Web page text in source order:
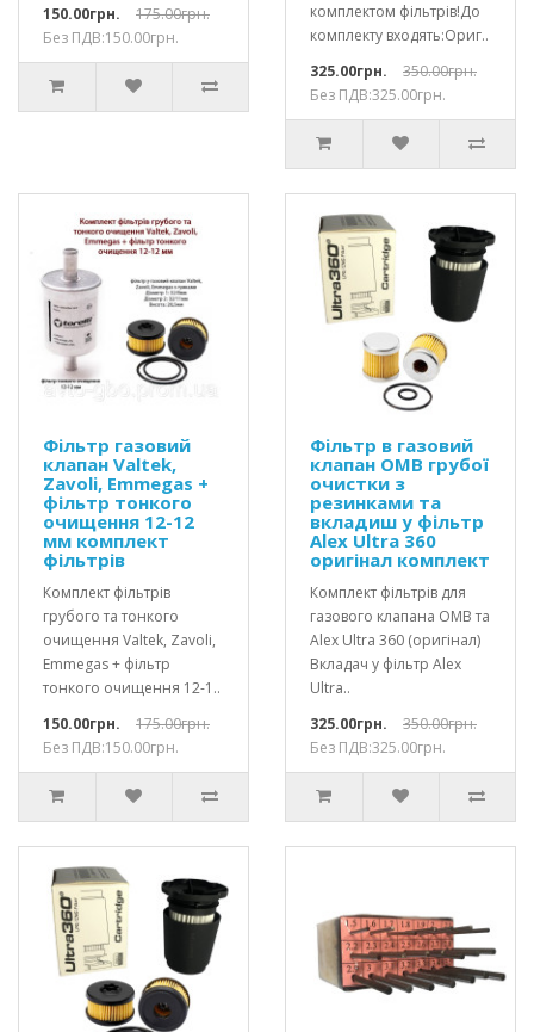
150.00грн.
175.00грн.
Без ПДВ:150.00грн.
комплектом фільтрів!До
комплекту входять:Ориг..
325.00грн.
350.00грн.
Без ПДВ:325.00грн.
Фільтр газовий
клапан Valtek,
Zavoli, Emmegas +
фільтр тонкого
очищення 12-12
мм комплект
фільтрів
Комплект фільтрів
грубого та тонкого
очищення Valtek, Zavoli,
Emmegas + фільтр
тонкого очищення 12-1..
150.00грн.
175.00грн.
Без ПДВ:150.00грн.
Фільтр в газовий
клапан OMB грубої
очистки з
резинками та
вкладиш у фільтр
Alex Ultra 360
оригінал комплект
Комплект фільтрів для
газового клапана OMB та
Alex Ultra 360 (оригінал)
Вкладач у фільтр Alex
Ultra..
325.00грн.
350.00грн.
Без ПДВ:325.00грн.